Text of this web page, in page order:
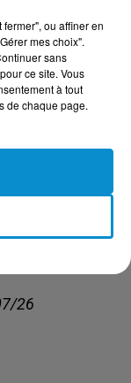
26
26
26
ou affiner en
mes choix".
sans
ce site. Vous
à tout
de chaque page.